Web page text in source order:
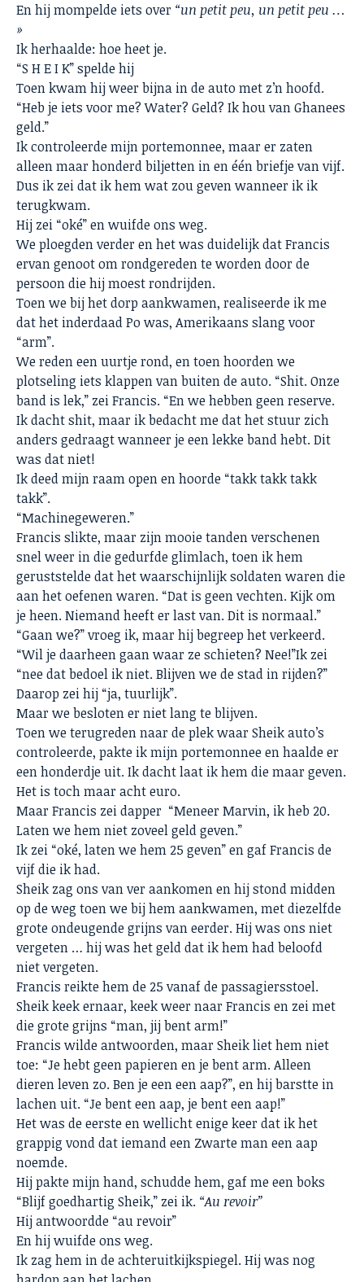
En hij mompelde iets over “un petit peu, un petit peu …
»
Ik herhaalde: hoe heet je.
“S H E I K” spelde hij
Toen kwam hij weer bijna in de auto met z’n hoofd.
“Heb je iets voor me? Water? Geld? Ik hou van Ghanees
geld.”
Ik controleerde mijn portemonnee, maar er zaten
alleen maar honderd biljetten in en één briefje van vijf.
Dus ik zei dat ik hem wat zou geven wanneer ik ik
terugkwam.
Hij zei “oké” en wuifde ons weg.
We ploegden verder en het was duidelijk dat Francis
ervan genoot om rondgereden te worden door de
persoon die hij moest rondrijden.
Toen we bij het dorp aankwamen, realiseerde ik me
dat het inderdaad Po was, Amerikaans slang voor
“arm”.
We reden een uurtje rond, en toen hoorden we
plotseling iets klappen van buiten de auto. “Shit. Onze
band is lek,” zei Francis. “En we hebben geen reserve.
Ik dacht shit, maar ik bedacht me dat het stuur zich
anders gedraagt wanneer je een lekke band hebt. Dit
was dat niet!
Ik deed mijn raam open en hoorde “takk takk takk
takk”.
“Machinegeweren.”
Francis slikte, maar zijn mooie tanden verschenen
snel weer in die gedurfde glimlach, toen ik hem
geruststelde dat het waarschijnlijk soldaten waren die
aan het oefenen waren. “Dat is geen vechten. Kijk om
je heen. Niemand heeft er last van. Dit is normaal.”
“Gaan we?” vroeg ik, maar hij begreep het verkeerd.
“Wil je daarheen gaan waar ze schieten? Nee!”Ik zei
“nee dat bedoel ik niet. Blijven we de stad in rijden?”
Daarop zei hij “ja, tuurlijk”.
Maar we besloten er niet lang te blijven.
Toen we terugreden naar de plek waar Sheik auto’s
controleerde, pakte ik mijn portemonnee en haalde er
een honderdje uit. Ik dacht laat ik hem die maar geven.
Het is toch maar acht euro.
Maar Francis zei dapper “Meneer Marvin, ik heb 20.
Laten we hem niet zoveel geld geven.”
Ik zei “oké, laten we hem 25 geven” en gaf Francis de
vijf die ik had.
Sheik zag ons van ver aankomen en hij stond midden
op de weg toen we bij hem aankwamen, met diezelfde
grote ondeugende grijns van eerder. Hij was ons niet
vergeten … hij was het geld dat ik hem had beloofd
niet vergeten.
Francis reikte hem de 25 vanaf de passagiersstoel.
Sheik keek ernaar, keek weer naar Francis en zei met
die grote grijns “man, jij bent arm!”
Francis wilde antwoorden, maar Sheik liet hem niet
toe: “Je hebt geen papieren en je bent arm. Alleen
dieren leven zo. Ben je een een aap?”, en hij barstte in
lachen uit. “Je bent een aap, je bent een aap!”
Het was de eerste en wellicht enige keer dat ik het
grappig vond dat iemand een Zwarte man een aap
noemde.
Hij pakte mijn hand, schudde hem, gaf me een boks
“Blijf goedhartig Sheik,” zei ik. “Au revoir”
Hij antwoordde “au revoir”
En hij wuifde ons weg.
Ik zag hem in de achteruitkijkspiegel. Hij was nog